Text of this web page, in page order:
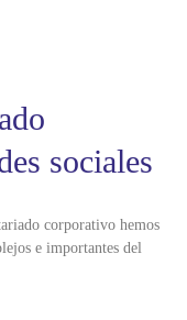
sociales
corporativo hemos
e importantes del